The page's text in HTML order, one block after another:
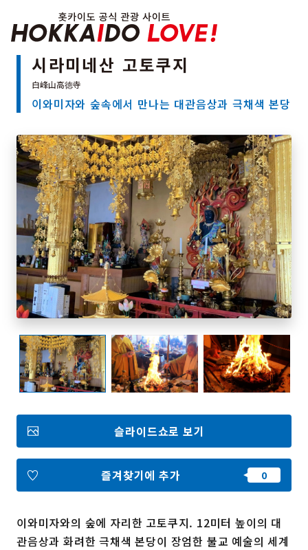
특집
이벤트
추천코스
지역 가이드
음식문화
예약
교통
홋카이도 둘러보기
여행 테마로 검색
빗속에서 만끽
7개의 국립공원
절경을 만나는 여행
기초지식
즐겨찾기
Face Insta YouT Insta Face
포토갤러리
영상갤러리
팸플릿
운영조직 소개
링크
언어선택
시라미네산 고토쿠지
이와미자와 숲속에서 만나는 대관음상과 극채색 본당
이와미자와의 숲에 자리한 고토쿠지. 12미터 높이의 대
관음상과 화려한 극채색 본당이 장엄한 불교 예술의 세계
슬라이드쇼로 보기
즐겨찾기에 추가